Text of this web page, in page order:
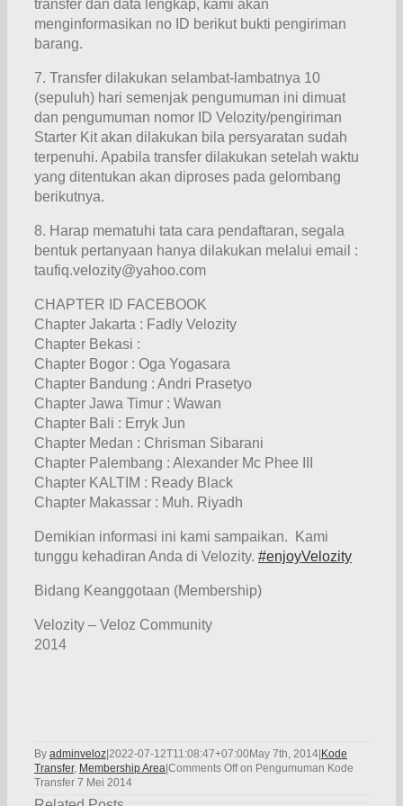
transfer dan data lengkap, kami akan
menginformasikan no ID berikut bukti pengiriman
barang.
7. Transfer dilakukan selambat-lambatnya 10
(sepuluh) hari semenjak pengumuman ini dimuat
dan pengumuman nomor ID Velozity/pengiriman
Starter Kit akan dilakukan bila persyaratan sudah
terpenuhi. Apabila transfer dilakukan setelah waktu
yang ditentukan akan diproses pada gelombang
berikutnya.
8. Harap mematuhi tata cara pendaftaran, segala
bentuk pertanyaan hanya dilakukan melalui email :
taufiq.velozity@yahoo.com
CHAPTER ID FACEBOOK
Chapter Jakarta : Fadly Velozity
Chapter Bekasi :
Chapter Bogor : Oga Yogasara
Chapter Bandung : Andri Prasetyo
Chapter Jawa Timur : Wawan
Chapter Bali : Erryk Jun
Chapter Medan : Chrisman Sibarani
Chapter Palembang : Alexander Mc Phee III
Chapter KALTIM : Ready Black
Chapter Makassar : Muh. Riyadh
Demikian informasi ini kami sampaikan. Kami
tunggu kehadiran Anda di Velozity. ‪#‎enjoyVelozity‬
Bidang Keanggotaan (Membership)
Velozity – Veloz Community
2014
By adminveloz 2022-07-12T11:08:47+07:00 May 7th, 2014 Kode
Transfer, Membership Area Comments Offon Pengumuman Kode
Transfer 7 Mei 2014